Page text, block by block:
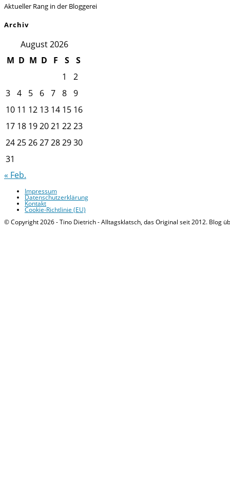
Aktueller Rang in der Bloggerei
Archiv
August 2026
M D M D F S
S
1
2
3 4 5 6 7 8 9
10 11 12 13 14 15 16
17 18 192021 2223
24252627282930
31
« Feb.
Impressum
Datenschutzerklärung
Kontakt
Cookie-Richtlinie (EU)
© Copyright 2026 - Tino Dietrich - Alltagsklatsch, das Original seit 2012. Blog